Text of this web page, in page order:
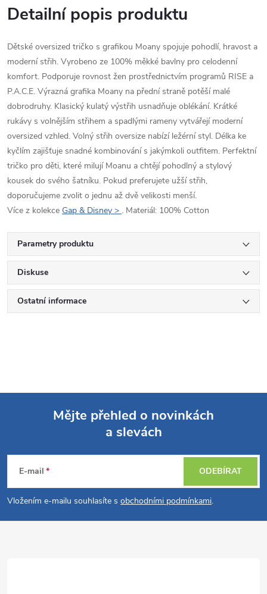
Detailní popis produktu
Dětské oversized tričko s grafikou Moany spojuje pohodlí, hravost a
moderní střih. Vyrobeno ze 100% měkké bavlny pro celodenní
komfort. Podporuje rovnost žen prostřednictvím programů RISE a
P.A.C.E. Výrazná grafika Moany na přední straně potěší malé
dobrodruhy. Klasický kulatý výstřih usnadňuje oblékání. Krátké
rukávy s volnějším střihem a spadlými rameny vytvářejí moderní
oversized vzhled. Volný střih oversize nabízí ležérní styl. Délka ke
kyčlím zajišťuje snadné kombinování s jakýmkoli outfitem. Perfektní
tričko pro děti, které milují Moanu a chtějí pohodlný a stylový
kousek do svého šatníku. Pokud preferujete užší střih,
doporučujeme zvolit o jednu až dvě velikosti menší.
Více z kolekce Gap & Disney > . Materiál: 100% Cotton
Parametry produktu
Diskuse
Ostatní informace
p
a
Mějte přehled o novinkách
a slevách
E-mail
Vložením e-mailu souhlasíte s obchodními podmínkami.
ODEBÍRAT